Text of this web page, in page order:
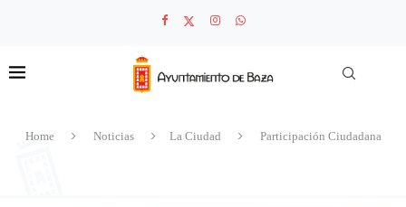
Home Noticias La Ciudad Participación Ciudadana